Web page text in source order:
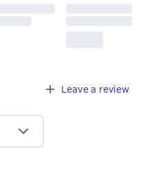
Leave a review